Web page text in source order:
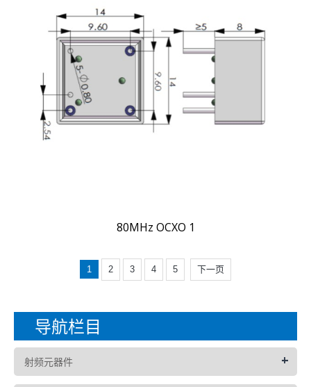
80MHz OCXO 1
1 2 3 4 5 下一页
导航栏目
射频元器件 +